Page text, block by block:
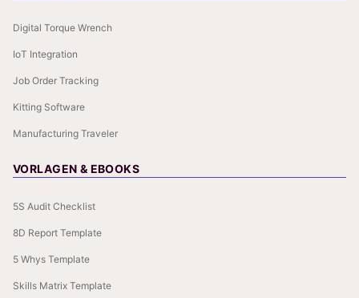
Digital Torque Wrench
IoT Integration
Job Order Tracking
Kitting Software
Manufacturing Traveler
VORLAGEN & EBOOKS
5S Audit Checklist
8D Report Template
5 Whys Template
Skills Matrix Template